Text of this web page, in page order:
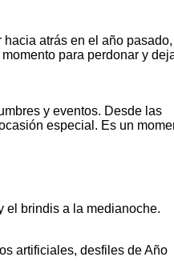
atrás en el año pasado,
para perdonar y
y eventos. Desde las
especial. Es un
el brindis a la medianoche.
artificiales, desfiles de Año